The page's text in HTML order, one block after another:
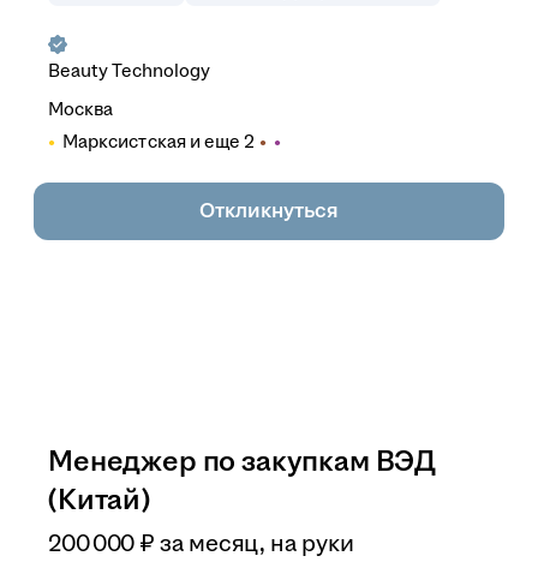
Beauty Technology
Москва
Марксистская и еще 2
Откликнуться
Менеджер по закупкам ВЭД
(Китай)
200 000 ₽ за месяц, на руки